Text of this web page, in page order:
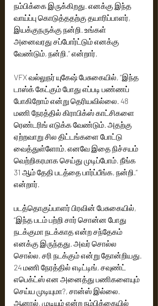
நம்பிக்கை இருக்கிறது. எனக்கு இந்த
வாய்ப்பு கொடுத்ததற்கு தயாரிப்பாளர்,
இயக்குநருக்கு நன்றி. உங்கள்
அனைவரது சப்போர்ட்டும் எனக்கு
வேண்டும், நன்றி.” என்றார்.
VFX வல்லுநர் யுகேஷ் பேசுகையில், “இந்த
டாஸ்க் கேட்கும் போது எப்படி பண்ணப்
போகிறோம் என்று தெரியவில்லை. 48
மணி நேரத்தில் கிராபிக்ஸ் காட்சிகளை
ரெண்டரிங் எடுக்க வேண்டும். அதற்கு
ஏற்றவாறு சில திட்டங்களை போட்டு
வைத்துள்ளோம். எனவே இதை நிச்சயம்
வெற்றிகரமாக செய்து முடிப்போம். நீங்க
31 ஆம் தேதி படத்தை பார்ப்பீங்க, நன்றி.”
என்றார்.
படத்தொகுப்பாளர் பிரவின் பேசுகையில்,
“இந்த படம் பற்றி சார் சொன்ன போது
நடக்குமா நடக்காத என்ற சந்தேகம்
எனக்கு இருந்தது. அவர் சொல்ல
சொல்ல, சரி நடக்கும் என்று தோன்றியது.
24 மணி நேரத்தில் எடிட்டிங், சவுண்ட்
எபெக்ட்ஸ் என அனைத்து பணிகளையும்
செய்ய முடியுமா?, சான்ஸ் இல்லை.
ஆனால், முடியும் என்ற நம்பிக்கையில்